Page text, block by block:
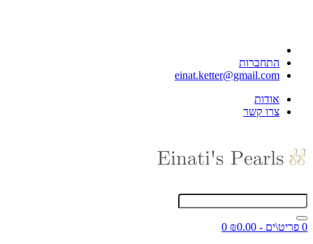
התחברות
einat.ketter@gmail.com
אודות
צרו קשר
0 פריט\ים - ₪0.00
0